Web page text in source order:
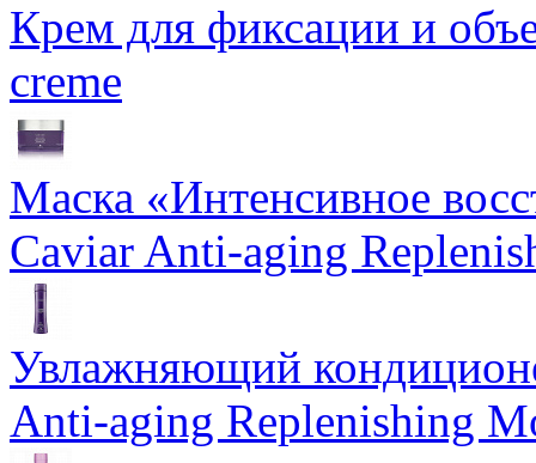
Крем для фиксации и
creme
Маска «Интенсивное
Caviar Anti-aging
Увлажняющий
Anti-aging Replenishing